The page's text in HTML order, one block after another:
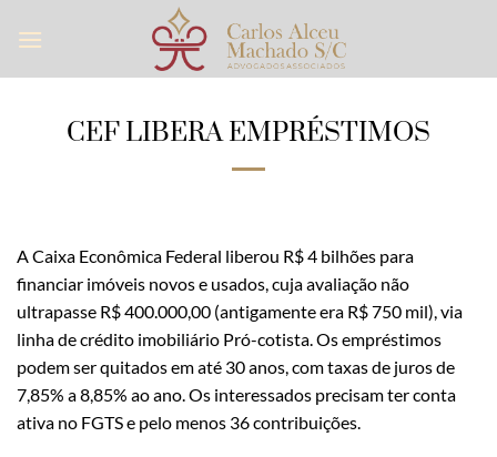
CEF LIBERA EMPRÉSTIMOS
A Caixa Econômica Federal liberou R$ 4 bilhões para
financiar imóveis novos e usados, cuja avaliação não
ultrapasse R$ 400.000,00 (antigamente era R$ 750 mil), via
linha de crédito imobiliário Pró-cotista. Os empréstimos
podem ser quitados em até 30 anos, com taxas de juros de
7,85% a 8,85% ao ano. Os interessados precisam ter conta
ativa no FGTS e pelo menos 36 contribuições.